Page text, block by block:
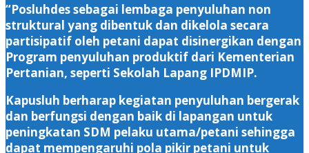
“Posluhdes sebagai lembaga penyuluhan non
struktural yang dibentuk dan dikelola secara
partisipatif oleh petani dapat disinergikan dengan
Program penyuluhan produktif dari Kementerian
Pertanian, seperti Sekolah Lapang IPDMIP.
Kapusluh berharap kegiatan penyuluhan bergerak
dan berfungsi dengan baik di lapangan untuk
peningkatan SDM pelaku utama/petani sehingga
dapat mempengaruhi pola pikir petani untuk